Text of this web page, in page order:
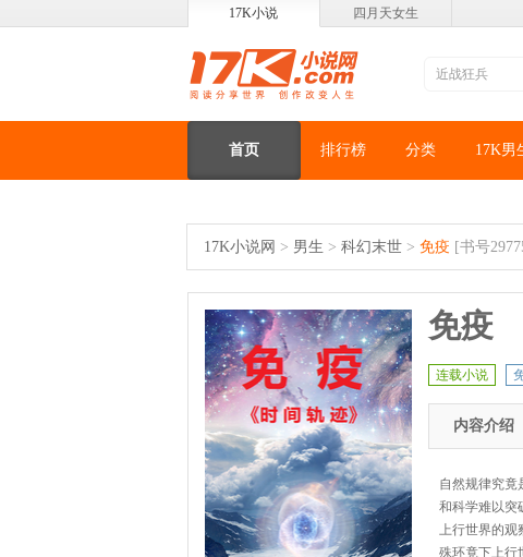
17K小说 四月天女生
首页 排行榜 分类 17K男
17K小说网 > 男生 > 科幻末世 > 免疫 [书号
免疫
连载小说
内容介绍
自然规律究竟
和科学难以突
上行世界的观
殊环竟下上行